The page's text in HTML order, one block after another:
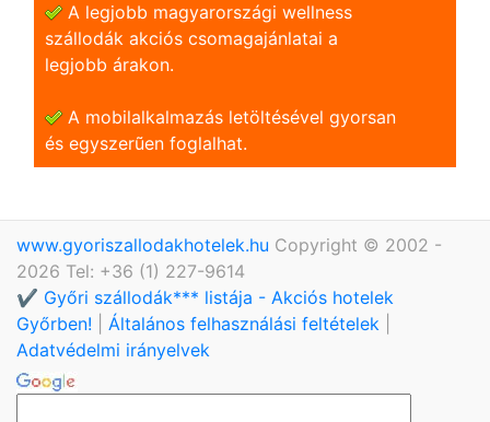
A legjobb magyarországi wellness
szállodák akciós csomagajánlatai a
legjobb árakon.
A mobilalkalmazás letöltésével gyorsan
és egyszerũen foglalhat.
www.gyoriszallodakhotelek.hu Copyright © 2002 -
2026 Tel: +36 (1) 227-9614
✔️ Győri szállodák*** listája - Akciós hotelek
Győrben!
Általános felhasználási feltételek
Adatvédelmi irányelvek